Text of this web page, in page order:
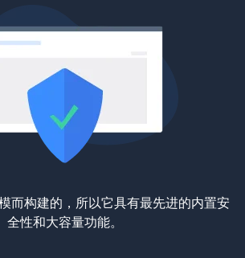
而构建的，所以它具有最先进的内置安
全性和大容量功能。